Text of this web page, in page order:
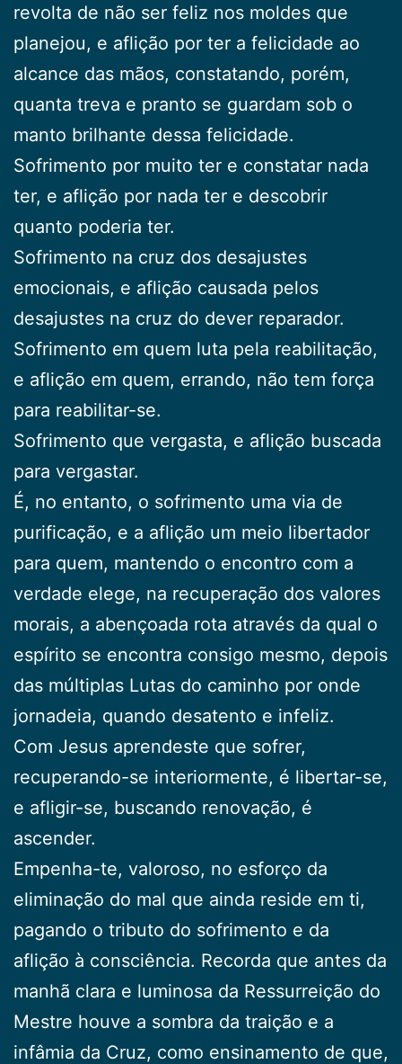
revolta de não ser feliz nos moldes que
planejou, e aflição por ter a felicidade ao
alcance das mãos, constatando, porém,
quanta treva e pranto se guardam sob o
manto brilhante dessa felicidade.
Sofrimento por muito ter e constatar nada
ter, e aflição por nada ter e descobrir
quanto poderia ter.
Sofrimento na cruz dos desajustes
emocionais, e aflição causada pelos
desajustes na cruz do dever reparador.
Sofrimento em quem luta pela reabilitação,
e aflição em quem, errando, não tem força
para reabilitar-se.
Sofrimento que vergasta, e aflição buscada
para vergastar.
É, no entanto, o sofrimento uma via de
purificação, e a aflição um meio libertador
para quem, mantendo o encontro com a
verdade elege, na recuperação dos valores
morais, a abençoada rota através da qual o
espírito se encontra consigo mesmo, depois
das múltiplas Lutas do caminho por onde
jornadeia, quando desatento e infeliz.
Com Jesus aprendeste que sofrer,
recuperando-se interiormente, é libertar-se,
e afligir-se, buscando renovação, é
ascender.
Empenha-te, valoroso, no esforço da
eliminação do mal que ainda reside em ti,
pagando o tributo do sofrimento e da
aflição à consciência. Recorda que antes da
manhã clara e luminosa da Ressurreição do
Mestre houve a sombra da traição e a
infâmia da Cruz, como ensinamento de que,